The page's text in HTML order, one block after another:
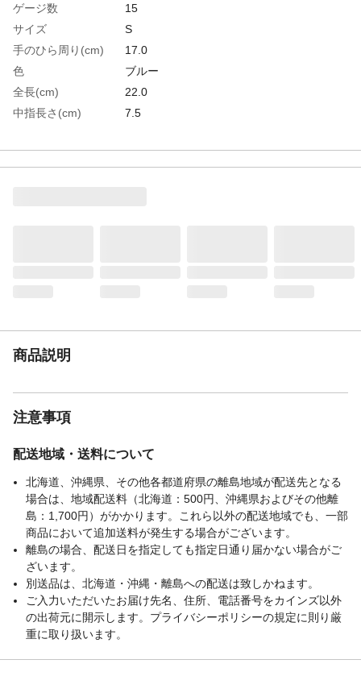
ゲージ数
15
サイズ
S
手のひら周り(cm)
17.0
色
ブルー
全長(cm)
22.0
中指長さ(cm)
7.5
重さ
69.000G
商品説明
注意事項
配送地域・送料について
北海道、沖縄県、その他各都道府県の離島地域が配送先となる
場合は、地域配送料（北海道：500円、沖縄県およびその他離
島：1,700円）がかかります。これら以外の配送地域でも、一部
商品において追加送料が発生する場合がございます。
離島の場合、配送日を指定しても指定日通り届かない場合がご
ざいます。
別送品は、北海道・沖縄・離島への配送は致しかねます。
ご入力いただいたお届け先名、住所、電話番号をカインズ以外
の出荷元に開示します。プライバシーポリシーの規定に則り厳
重に取り扱います。